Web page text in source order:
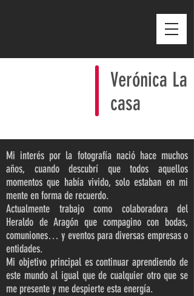
Verónica La
casa
Mi interés por la fotografía nació hace muchos
años, cuando descubrí que todos aquellos
momentos que había vivido, solo estaban en mi
mente en forma de recuerdo.
Actualmente trabajo como colaboradora del
Heraldo de Aragón que compagino con bodas,
comuniones… y eventos para diversas empresas o
entidades.
Mi objetivo principal es continuar aprendiendo de
este mundo al igual que de cualquier otro que se
me presente y me despierte esta energía.